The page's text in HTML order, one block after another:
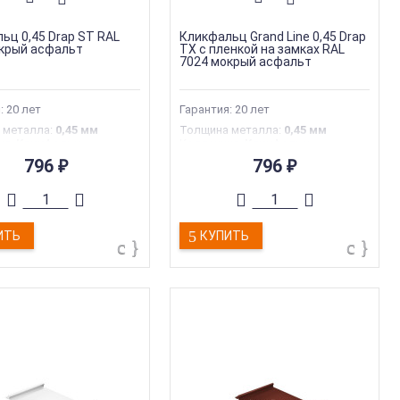
0,45 Drap ST RAL
асфальт
20 лет
: 0,45 мм
марка: Grand Line
Фальцевая кровля
796 ₽
Кликфальц Grand Line 0,45 Drap
TX с пленкой на замках RAL
7024 мокрый асфальт
Гарантия: 20 лет
Толщина металла: 0,45 мм
Торговая марка: Grand Line
Фальцевая кровля
796₽
КУПИТЬ